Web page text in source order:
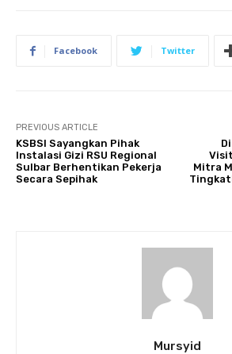
Facebook Twitter
PREVIOUS ARTICLE
KSBSI Sayangkan Pihak
Instalasi Gizi RSU Regional
Sulbar Berhentikan Pekerja
Secara Sepihak
Mitra
Mursyid